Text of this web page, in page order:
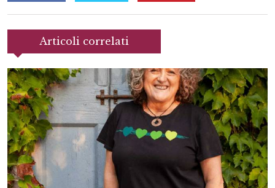
Articoli correlati